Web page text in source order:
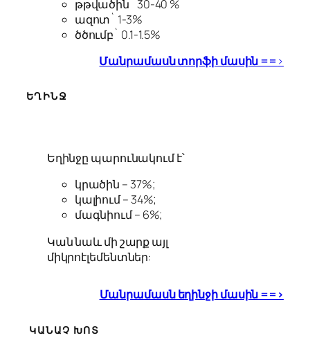
թթվածին` 30-40 %
ազոտ` 1-3%
ծծումբ` 0.1-1.5%
Մանրամասն տորֆի մասին ==>
ԵՂԻՆՋ
Եղինջը պարունակում է՝
կրածին – 37%;
կալիում – 34%;
մագնիում – 6%;
Կան նաև մի շարք այլ
միկրոէլեմենտներ:
Մանրամասն եղինջի մասին ==>
ԿԱՆԱՉ ԽՈՏ